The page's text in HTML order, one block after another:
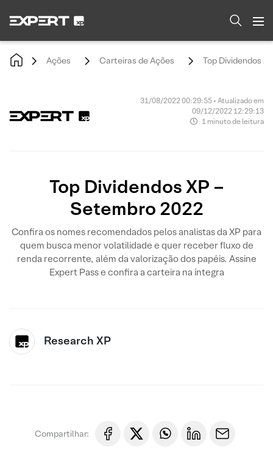
Ações Carteiras de Ações Top Dividendos
31/08/2022 00:29:55 • Atualizado em
09/12/2022 12:29:13
1 minuto de leitura
Top Dividendos XP –
Setembro 2022
Confira os nomes recomendados pelos analistas da XP para
quem busca menor volatilidade e quer receber fluxo de
renda recorrente, além da valorização dos papéis. Assine
Expert Pass e confira a carteira na íntegra
Research XP
Compartilhar: